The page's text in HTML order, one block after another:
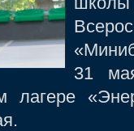
31
лагере